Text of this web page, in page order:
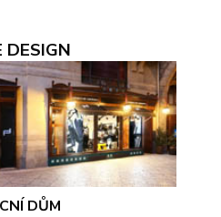
DESIGN
DŮM